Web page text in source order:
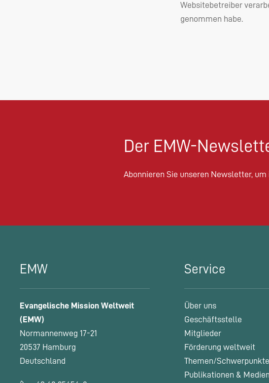
Websitebetreiber
genommen habe.
Der EMW-
Abonnieren Sie unseren Newsletter,
EMW
Evangelische Mission Weltweit
(EMW)
Normannenweg 17-21
20537 Hamburg
Deutschland
Service
Über uns
Geschäftsstelle
Mitglieder
Förderung weltweit
Themen/Schwerpunkte
Publikationen & Medien